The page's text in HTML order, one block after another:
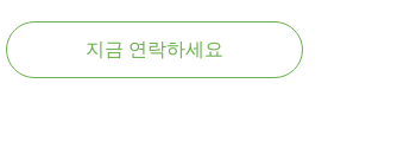
지금 연락하세요